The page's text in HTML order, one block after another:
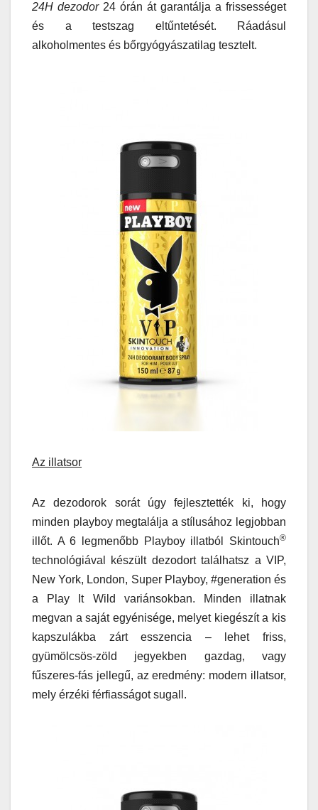
24H dezodor 24 órán át garantálja a frissességet
és a testszag eltűntetését. Ráadásul
alkoholmentes és bőrgyógyászatilag tesztelt.
Az illatsor
Az dezodorok sorát úgy fejlesztették ki, hogy
minden playboy megtalálja a stílusához legjobban
illőt. A 6 legmenőbb Playboy illatból Skintouch®
technológiával készült dezodort találhatsz a VIP,
New York, London, Super Playboy, #generation és
a Play It Wild variánsokban. Minden illatnak
megvan a saját egyénisége, melyet kiegészít a kis
kapszulákba zárt esszencia – lehet friss,
gyümölcsös-zöld jegyekben gazdag, vagy
fűszeres-fás jellegű, az eredmény: modern illatsor,
mely érzéki férfiasságot sugall.